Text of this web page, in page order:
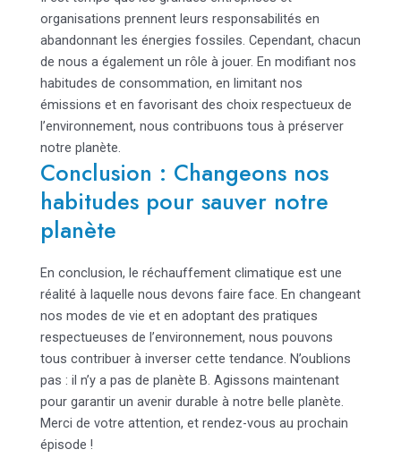
organisations prennent leurs responsabilités en
abandonnant les énergies fossiles. Cependant, chacun
de nous a également un rôle à jouer. En modifiant nos
habitudes de consommation, en limitant nos
émissions et en favorisant des choix respectueux de
l’environnement, nous contribuons tous à préserver
notre planète.
Conclusion : Changeons nos
habitudes pour sauver notre
planète
En conclusion, le réchauffement climatique est une
réalité à laquelle nous devons faire face. En changeant
nos modes de vie et en adoptant des pratiques
respectueuses de l’environnement, nous pouvons
tous contribuer à inverser cette tendance. N’oublions
pas : il n’y a pas de planète B. Agissons maintenant
pour garantir un avenir durable à notre belle planète.
Merci de votre attention, et rendez-vous au prochain
épisode !